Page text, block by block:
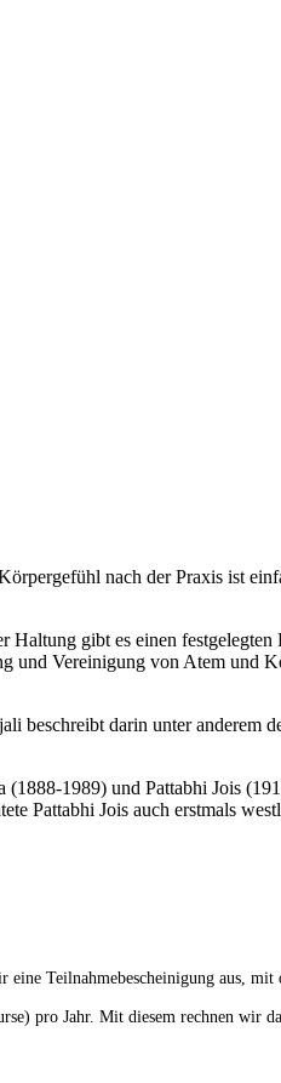
nach der Praxis ist
gibt es einen
und Vereinigung von Atem und
beschreibt darin unter anderem
1989) und Pattabhi Jois
Pattabhi Jois auch erstmals
Teilnahmebescheinigung aus,
pro Jahr. Mit diesem rechnen wir